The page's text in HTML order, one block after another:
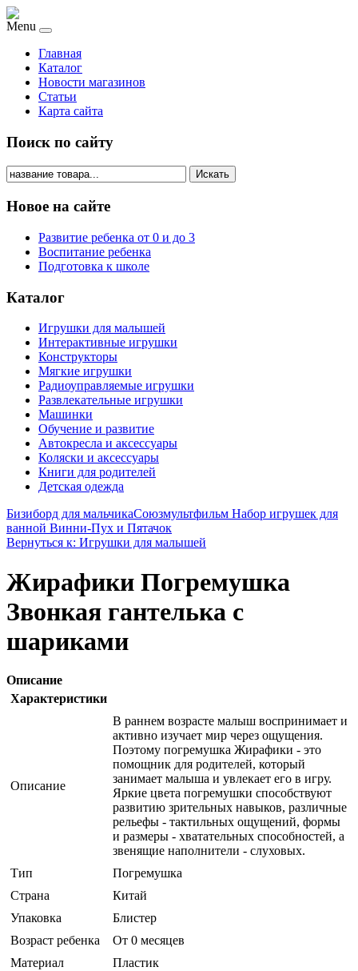
Menu
Главная
Каталог
Новости магазинов
Статьи
Карта сайта
Поиск по сайту
Искать
Новое на сайте
Развитие ребенка от 0 и до 3
Воспитание ребенка
Подготовка к школе
Каталог
Игрушки для малышей
Интерактивные игрушки
Конструкторы
Мягкие игрушки
Радиоуправляемые игрушки
Развлекательные игрушки
Машинки
Обучение и развитие
Автокресла и аксессуары
Коляски и аксессуары
Книги для родителей
Детская одежда
Бизиборд для мальчикаСоюзмультфильм Набор игрушек для
ванной Винни-Пух и Пятачок
Вернуться к: Игрушки для малышей
Жирафики Погремушка
Звонкая гантелька с
шариками
Описание
Характеристики
Описание
В раннем возрасте малыш воспринимает и
активно изучает мир через ощущения.
Поэтому погремушка Жирафики - это
помощник для родителей, который
занимает малыша и увлекает его в игру.
Яркие цвета погремушки способствуют
развитию зрительных навыков, различные
рельефы - тактильных ощущений, формы
и размеры - хватательных способностей, а
звенящие наполнители - слуховых.
Тип
Погремушка
Страна
Китай
Упаковка
Блистер
Возраст ребенка
От 0 месяцев
Материал
Пластик